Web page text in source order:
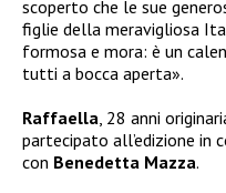
scoperto che le sue
figlie della meravigliosa
formosa e mora: è un
tutti a bocca aperta».
Raffaella , 28 anni
partecipato all’edizione in
con Benedetta Mazza.